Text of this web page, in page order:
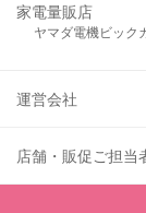
家電量販店
ヤマダ電機ビック
運営会社
店舗・販促ご担当